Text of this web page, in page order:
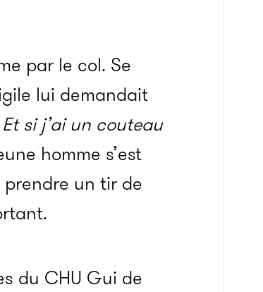
par le col. Se
lui demandait
Et si j’ai un couteau
homme s’est
un tir de
du CHU Gui de